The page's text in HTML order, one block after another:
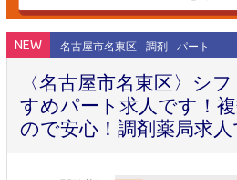
NEW 名古屋市名東区 調剤 パート
〈名古屋市名東区〉シ
すめパート求人です！
ので安心！調剤薬局求